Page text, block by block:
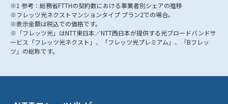
※1 参考：総務省FTTHの契約数における事業者別シェアの推移
※フレッツ光ネクストマンションタイプ プラン2での場合。
※表示金額は税込での価格です。
※「フレッツ光」はNTT東日本／NTT西日本が提供する光ブロードバンドサ
ービス「フレッツ光ネクスト」、「フレッツ光プレミアム」、「Bフレッ
ツ」の総称です。